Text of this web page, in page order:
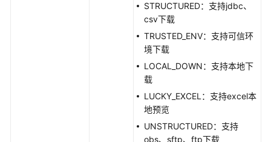
STRUCTURED：支持jdbc、
csv下载
TRUSTED_ENV：支持可信环
境下载
LOCAL_DOWN：支持本地下
载
LUCKY_EXCEL：支持excel本
地预览
UNSTRUCTURED：支持
obs、sftp、ftp下载